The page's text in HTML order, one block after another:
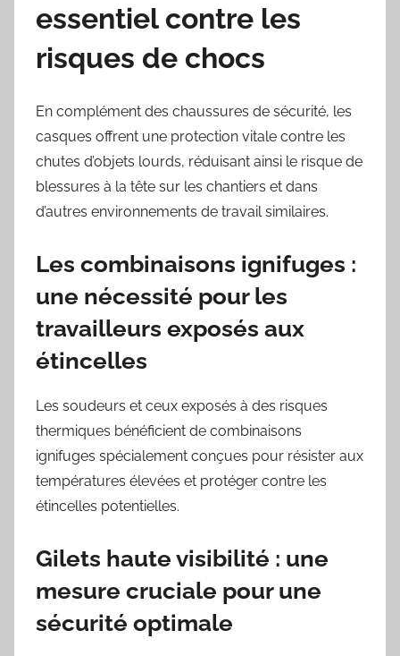
essentiel contre les
risques de chocs
En complément des chaussures de sécurité, les
casques offrent une protection vitale contre les
chutes d’objets lourds, réduisant ainsi le risque de
blessures à la tête sur les chantiers et dans
d’autres environnements de travail similaires.
Les combinaisons ignifuges :
une nécessité pour les
travailleurs exposés aux
étincelles
Les soudeurs et ceux exposés à des risques
thermiques bénéficient de combinaisons
ignifuges spécialement conçues pour résister aux
températures élevées et protéger contre les
étincelles potentielles.
Gilets haute visibilité : une
mesure cruciale pour une
sécurité optimale